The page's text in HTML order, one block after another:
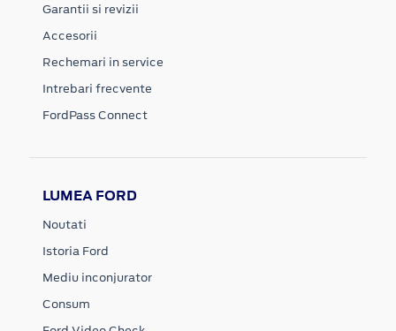
Garantii si revizii
Accesorii
Rechemari in service
Intrebari frecvente
FordPass Connect
LUMEA FORD
Noutati
Istoria Ford
Mediu inconjurator
Consum